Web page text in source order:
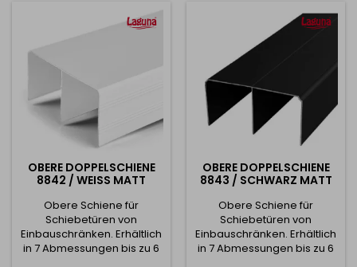
OBERE DOPPELSCHIENE
8842 / WEISS MATT
Obere Schiene für
Schiebetüren von
Einbauschränken. Erhältlich
in 7 Abmessungen bis zu 6
OBERE DOPPELSCHIENE
8843 / SCHWARZ MATT
Obere Schiene für
Schiebetüren von
Einbauschränken. Erhältlich
in 7 Abmessungen bis zu 6